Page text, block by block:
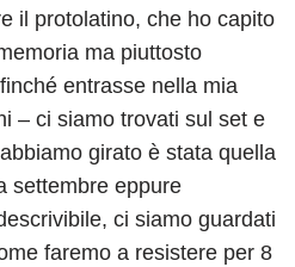
il protolatino, che ho capito
ma piuttosto
entrasse nella mia
– ci siamo trovati sul set e
girato è stata quella
settembre eppure
ci siamo guardati
faremo a resistere per 8